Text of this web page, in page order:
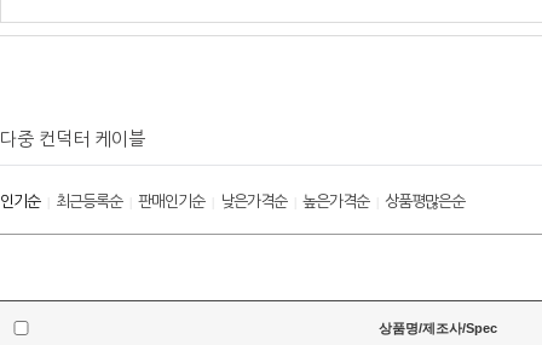
다중 컨덕터 케이블
인기순| 최근등록순| 판매인기순| 낮은가격순| 높은가격순| 상품평많은순
상품명/제조사/Spec